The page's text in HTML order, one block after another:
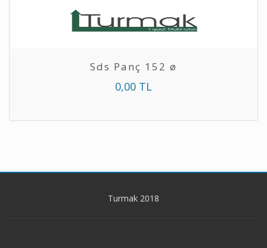
Sds Panç 152 ø
0,00 TL
Turmak 2018